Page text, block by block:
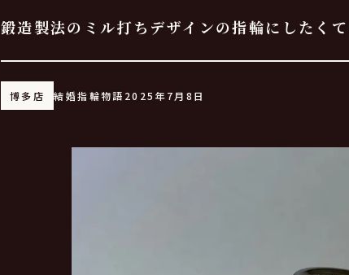
鍛造製法のミル打ちデザインの指輪にしたく
博多店 結婚指輪物語 2025年7月8日